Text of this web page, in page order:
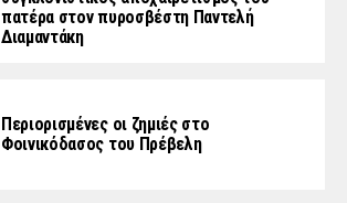
πατέρα στον πυροσβέστη Παντελή
Διαμαντάκη
Περιορισμένες οι ζημιές στο
Φοινικόδασος του Πρέβελη